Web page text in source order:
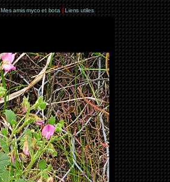
Mes amis myco et bota | Liens utiles